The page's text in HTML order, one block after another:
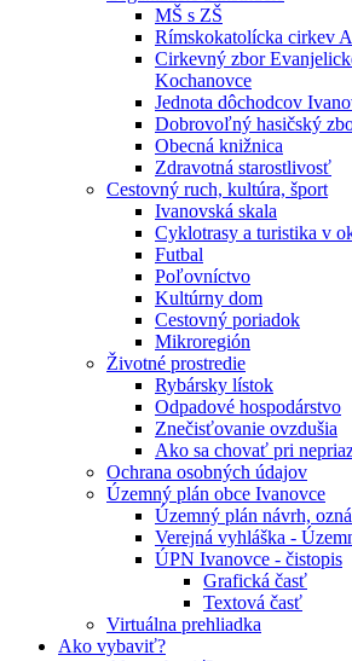
MŠ s ZŠ
Rímskokatolícka cirkev
Cirkevný zbor
Kochanovce
Jednota dôchodcov
Dobrovoľný hasičský
Obecná knižnica
Zdravotná starostlivosť
Cestovný ruch, kultúra, šport
Ivanovská skala
Cyklotrasy a turistika v
Futbal
Poľovníctvo
Kultúrny dom
Cestovný poriadok
Mikroregión
Životné prostredie
Rybársky lístok
Odpadové hospodárstvo
Znečisťovanie ovzdušia
Ako sa chovať pri
Ochrana osobných údajov
Územný plán obce Ivanovce
Územný plán návrh,
Verejná vyhláška -
ÚPN Ivanovce - čistopis
Grafická časť
Textová časť
Virtuálna prehliadka
Ako vybaviť?